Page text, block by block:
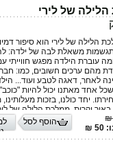
של לירי
הלילה של לירי הוא סיפור
משאלת לבה של ילדה:
עוברת הילדה מפגש חווייתי
מהם ערכים חשובים, כמו:
לאחר, דאגה לטבע ועוד...
שכל אחד מאתנו יכול להיות
יחד כולנו, בזכות מעלותינו,
יקרות. ממלכת הלילה של
המבטא מסר ערכי-חברתי,
מעולמו של הילד.
₪
הוסף לסל